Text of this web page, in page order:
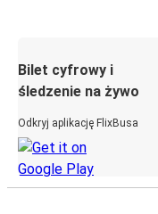
Bilet cyfrowy i
śledzenie na żywo
Odkryj aplikację FlixBusa